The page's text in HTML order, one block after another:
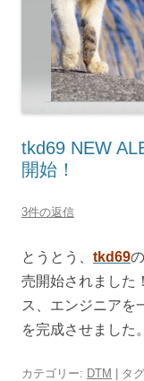
tkd69 NEW
開始！
3件の返信
とうとう、 tkd69
売開始されました
ス、エンジニアを
を完成させました。
カテゴリー: DTM | タ